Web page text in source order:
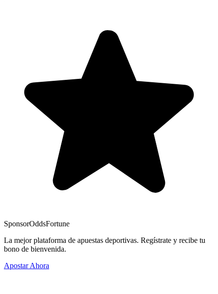
SponsorOddsFortune
La mejor plataforma de apuestas deportivas. Regístrate y recibe tu
bono de bienvenida.
Apostar Ahora